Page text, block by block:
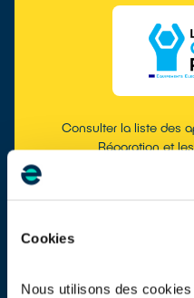
Cookies
Nous utilisons des
Consulter la liste des
Réparation et
MASQUER